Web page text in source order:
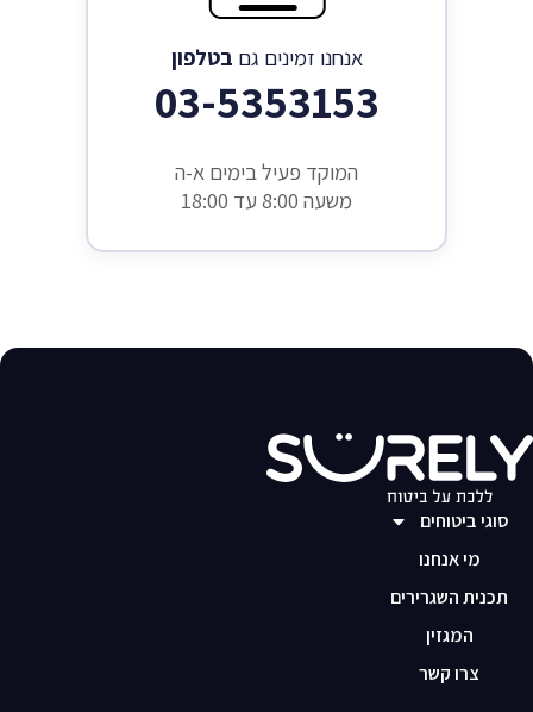
אנחנו זמינים גם בטלפון
03-5353153
המוקד פעיל בימים א-ה
משעה 8:00 עד 18:00
סוגי ביטוחים
מי אנחנו
תכנית השגרירים
המגזין
צרו קשר